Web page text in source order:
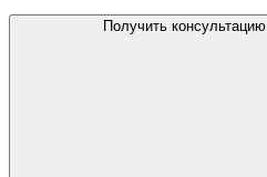
Получить консультацию